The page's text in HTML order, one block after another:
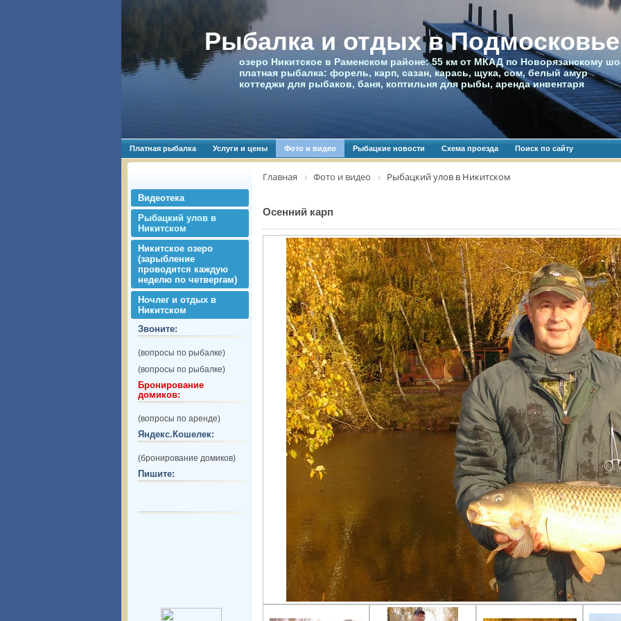
Рыбалка и отдых в Подмосковье
озеро Никитское в Раменском районе: 55 км от МКАД по Новорязанскому
платная рыбалка: форель, карп, сазан, карась, щука, сом, белый амур
коттеджи для рыбаков, баня, коптильня для рыбы, аренда инвентаря
Платная рыбалка Услуги и цены Фото и видео Рыбацкие новости Схема проезда Поиск по сайту
Видеотека
Рыбацкий улов в
Никитском
Никитское озеро
(зарыбление
проводится каждую
неделю по четвергам)
Ночлег и отдых в
Никитском
Звоните:
(вопросы по рыбалке)
(вопросы по рыбалке)
Бронирование
домиков:
(вопросы по аренде)
Яндекс.Кошелек:
(бронирование домиков)
Пишите:
Главная Фото и видео Рыбацкий улов в Никитском
Осенний карп